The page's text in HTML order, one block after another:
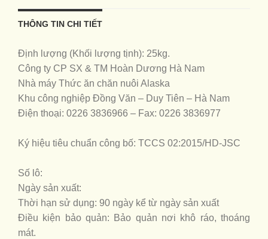
THÔNG TIN CHI TIẾT
Định lượng (Khối lượng tịnh): 25kg.
Công ty CP SX & TM Hoàn Dương Hà Nam
Nhà máy Thức ăn chăn nuôi Alaska
Khu công nghiệp Đồng Văn – Duy Tiên – Hà Nam
Điện thoại: 0226 3836966 – Fax: 0226 3836977
Ký hiệu tiêu chuẩn công bố: TCCS 02:2015/HD-JSC
Số lô:
Ngày sản xuất:
Thời hạn sử dụng: 90 ngày kể từ ngày sản xuất
Điều kiện bảo quản: Bảo quản nơi khô ráo, thoáng
mát.